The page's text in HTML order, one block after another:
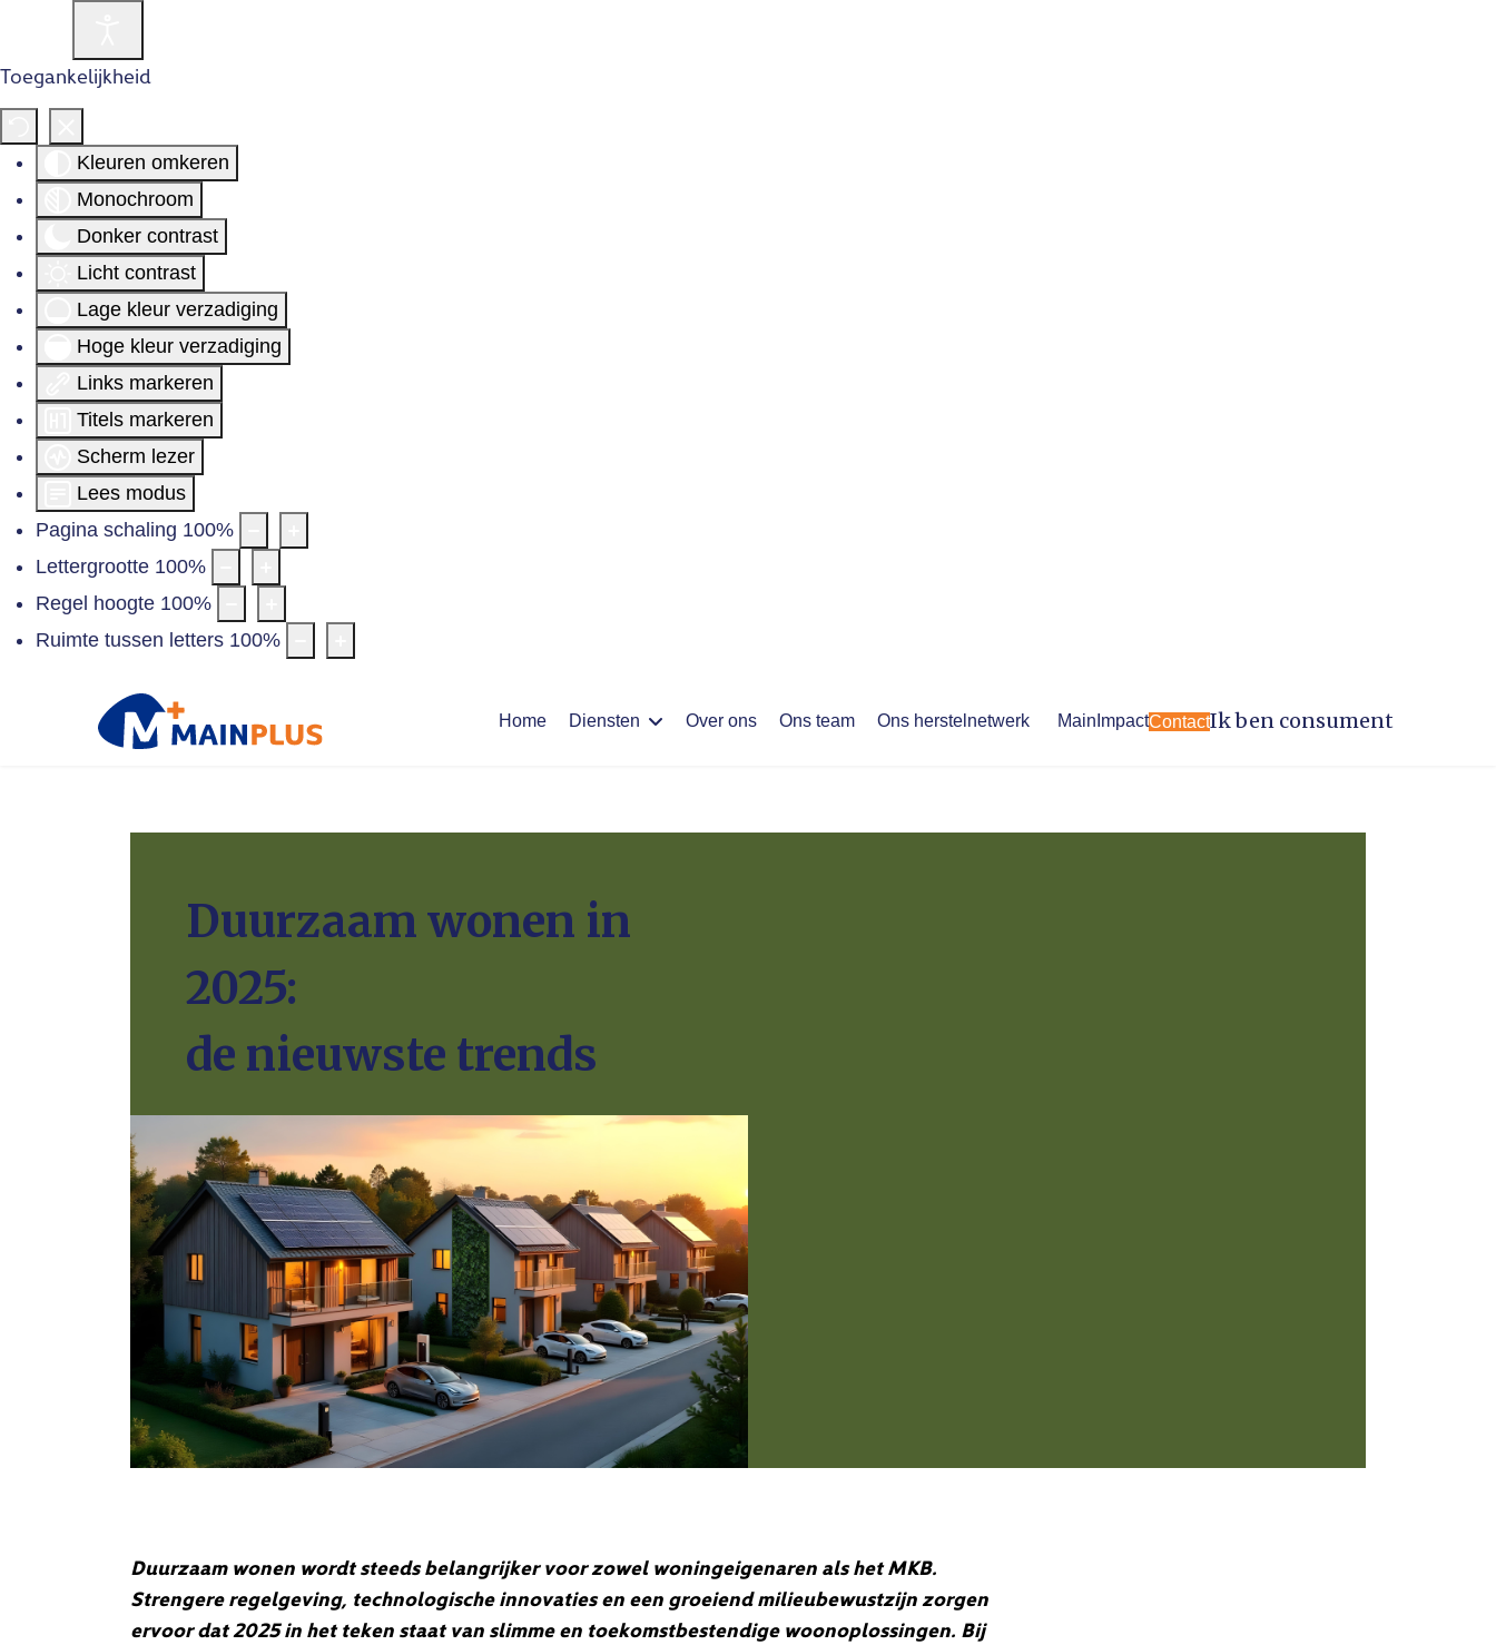
Toegankelijkheid
Kleuren omkeren
Monochroom
Donker contrast
Licht contrast
Lage kleur verzadiging
Hoge kleur verzadiging
Links markeren
Titels markeren
Scherm lezer
Lees modus
Pagina schaling 100%
Lettergrootte 100%
Regel hoogte 100%
Ruimte tussen letters 100%
Home Diensten Over ons Ons team Ons herstelnetwerk MainImpactContactIk ben consument
Duurzaam wonen in
2025:
de nieuwste trends
Duurzaam wonen wordt steeds belangrijker voor zowel woningeigenaren als het MKB.
Strengere regelgeving, technologische innovaties en een groeiend milieubewustzijn zorgen
ervoor dat 2025 in het teken staat van slimme en toekomstbestendige woonoplossingen. Bij